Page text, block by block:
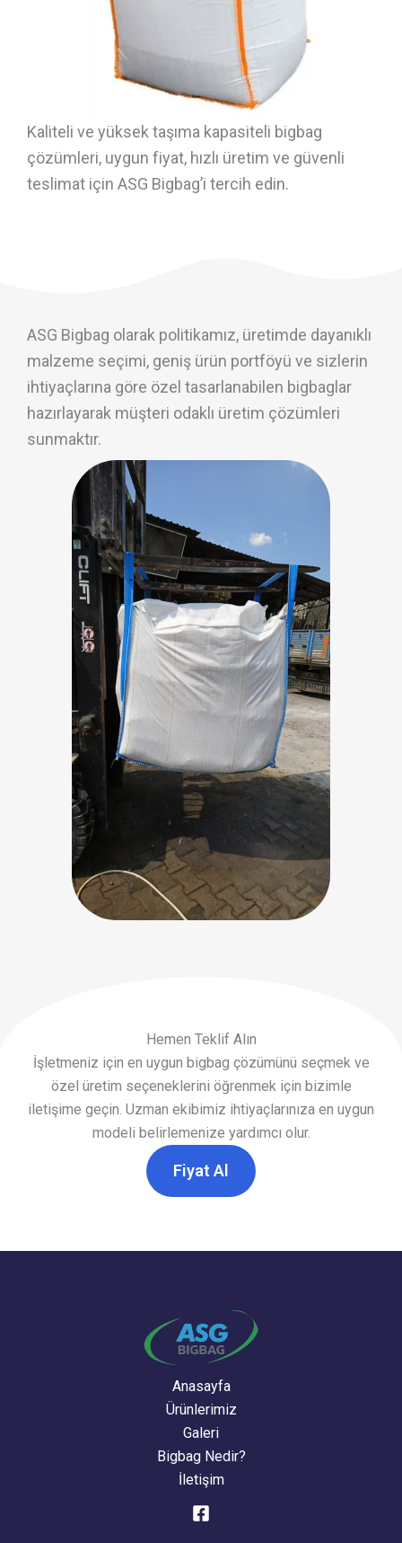
Kaliteli ve yüksek taşıma kapasiteli bigbag
çözümleri, uygun fiyat, hızlı üretim ve güvenli
teslimat için ASG Bigbag’i tercih edin.
ASG Bigbag olarak politikamız, üretimde dayanıklı
malzeme seçimi, geniş ürün portföyü ve sizlerin
ihtiyaçlarına göre özel tasarlanabilen bigbaglar
hazırlayarak müşteri odaklı üretim çözümleri
sunmaktır.
Hemen Teklif Alın
İşletmeniz için en uygun bigbag çözümünü seçmek ve
özel üretim seçeneklerini öğrenmek için bizimle
iletişime geçin. Uzman ekibimiz ihtiyaçlarınıza en uygun
modeli belirlemenize yardımcı olur.
Fiyat Al
Anasayfa
Ürünlerimiz
Galeri
Bigbag Nedir?
İletişim